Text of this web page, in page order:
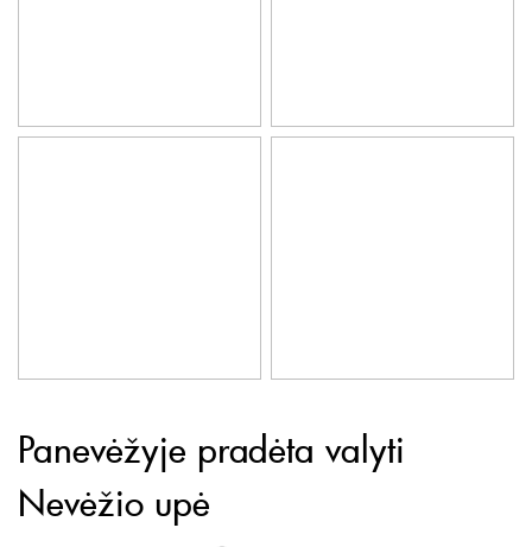
Panevėžyje pradėta valyti
Nevėžio upė